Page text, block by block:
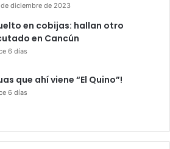
diciembre de 2023
en cobijas: hallan otro
en Cancún
6 días
que ahí viene “El Quino”!
6 días